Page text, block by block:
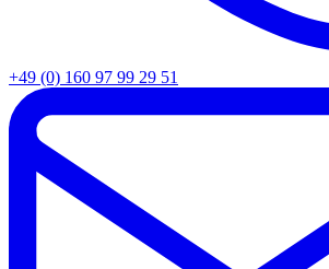
+49 (0) 160 97 99 29 51